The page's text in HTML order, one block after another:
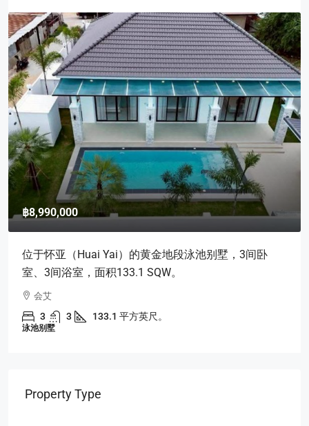
฿8,990,000
位于怀亚（Huai Yai）的黄金地段泳池别墅，3间卧
室、3间浴室，面积133.1 SQW。
会艾
3 3 133.1 平方英尺。
泳池别墅
Property Type